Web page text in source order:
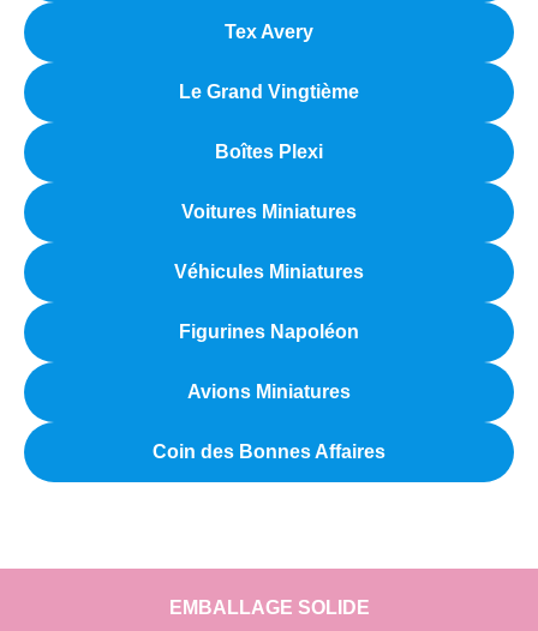
Tex Avery
Le Grand Vingtième
Boîtes Plexi
Voitures Miniatures
Véhicules Miniatures
Figurines Napoléon
Avions Miniatures
Coin des Bonnes Affaires
EMBALLAGE SOLIDE